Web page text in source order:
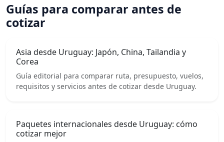
Guías para comparar antes de
cotizar
Asia desde Uruguay: Japón, China, Tailandia y
Corea
Guía editorial para comparar ruta, presupuesto, vuelos,
requisitos y servicios antes de cotizar desde Uruguay.
Paquetes internacionales desde Uruguay: cómo
cotizar mejor